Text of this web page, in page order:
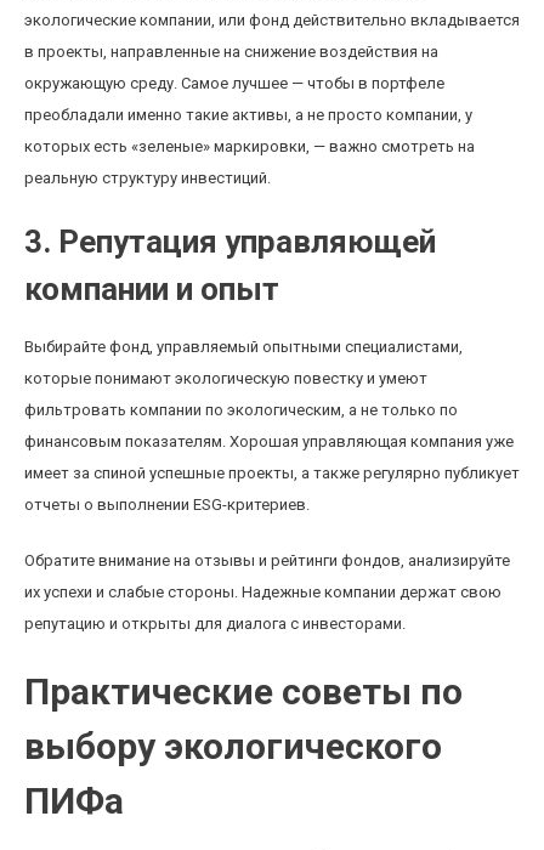
экологические компании, или фонд действительно вкладывается
в проекты, направленные на снижение воздействия на
окружающую среду. Самое лучшее — чтобы в портфеле
преобладали именно такие активы, а не просто компании, у
которых есть «зеленые» маркировки, — важно смотреть на
реальную структуру инвестиций.
3. Репутация управляющей
компании и опыт
Выбирайте фонд, управляемый опытными специалистами,
которые понимают экологическую повестку и умеют
фильтровать компании по экологическим, а не только по
финансовым показателям. Хорошая управляющая компания уже
имеет за спиной успешные проекты, а также регулярно публикует
отчеты о выполнении ESG-критериев.
Обратите внимание на отзывы и рейтинги фондов, анализируйте
их успехи и слабые стороны. Надежные компании держат свою
репутацию и открыты для диалога с инвесторами.
Практические советы по
выбору экологического
ПИФа